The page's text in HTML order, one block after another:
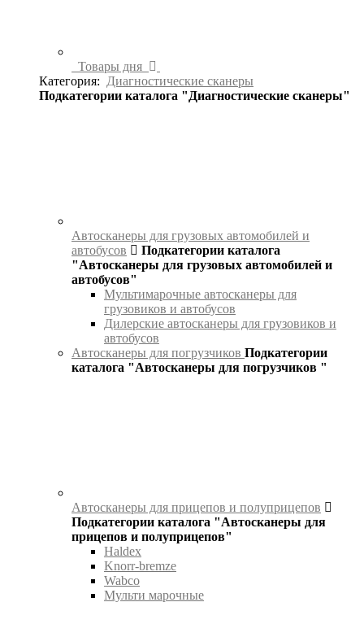
Товары дня
Категория:
Диагностические сканеры
Подкатегории каталога "Диагностические сканеры"
Автосканеры для грузовых автомобилей и
автобусов
Подкатегории каталога
"Автосканеры для грузовых автомобилей и
автобусов"
Мультимарочные автосканеры для
грузовиков и автобусов
Дилерские автосканеры для грузовиков и
автобусов
Автосканеры для погрузчиков Подкатегории
каталога "Автосканеры для погрузчиков "
Автосканеры для прицепов и полуприцепов
Подкатегории каталога "Автосканеры для
прицепов и полуприцепов"
Haldex
Knorr-bremze
Wabco
Мульти марочные